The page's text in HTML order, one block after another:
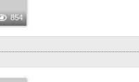
854